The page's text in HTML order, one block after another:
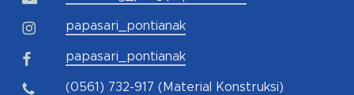
papasari_pontianak
papasari_pontianak
(0561) 732-917 (Material Konstruksi)